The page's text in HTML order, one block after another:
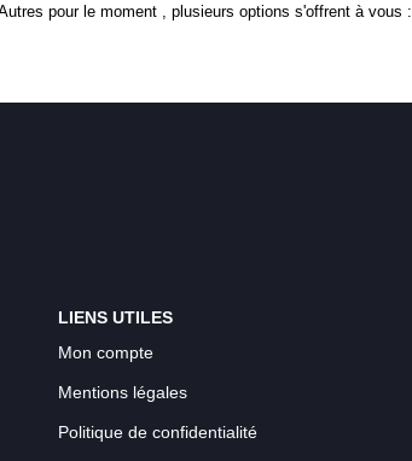
pour le moment , plusieurs options s'offrent à vous :
LIENS UTILES
Mon compte
Mentions légales
Politique de confidentialité